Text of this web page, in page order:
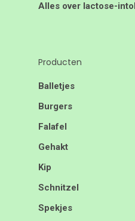
Alles over lactose-
Producten
Balletjes
Burgers
Falafel
Gehakt
Kip
Schnitzel
Spekjes